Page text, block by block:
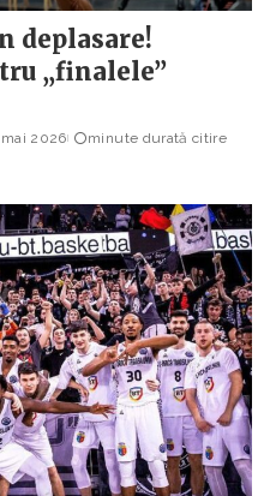
deplasare!
„finalele”
mai 2026
minute durată citire